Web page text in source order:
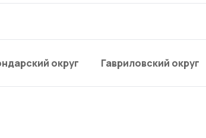
округ Гавриловский округ